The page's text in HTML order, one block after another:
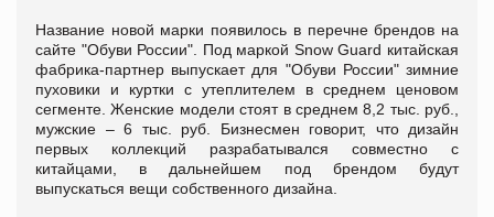
Название новой марки появилось в перечне брендов на
сайте "Обуви России". Под маркой Snow Guard китайская
фабрика-партнер выпускает для "Обуви России" зимние
пуховики и куртки с утеплителем в среднем ценовом
сегменте. Женские модели стоят в среднем 8,2 тыс. руб.,
мужские – 6 тыс. руб. Бизнесмен говорит, что дизайн
первых коллекций разрабатывался совместно с
китайцами, в дальнейшем под брендом будут
выпускаться вещи собственного дизайна.